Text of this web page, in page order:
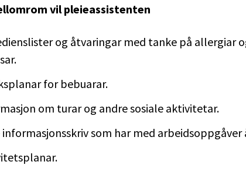
vil pleieassistenten
og åtvaringar med tanke på allergiar
for bebuarar.
om turar og andre sosiale aktivitetar.
informasjonsskriv som har med arbeidsoppgåver